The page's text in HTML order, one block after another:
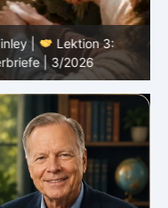
|
Lektion 3:
| 3/2026